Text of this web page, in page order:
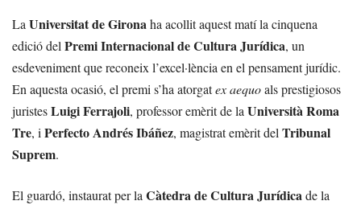
La Universitat de Gironaha acollit aquest matí la cinquena
edició del Premi Internacional de Cultura Jurídica, un
esdeveniment que reconeix l’excel·lència en el pensament jurídic.
En aquesta ocasió, el premi s’ha atorgatex aequoals prestigiosos
juristesLuigi Ferrajoli, professor emèrit de la Università Roma
Tre, i Perfecto Andrés Ibáñez, magistrat emèrit del Tribunal
Suprem.
El guardó, instaurat per la Càtedra de Cultura Jurídicade la